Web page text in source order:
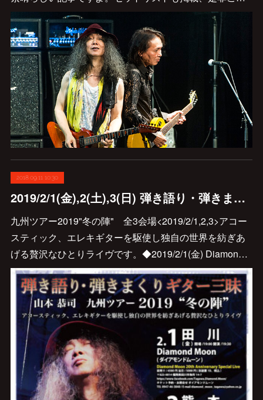
2018.09.11 10:30
2019/2/1(金),2(土),3(日) 弾き語り・弾きまくり九州ツアー2019冬の陣が決まりました♪
九州ツアー2019"冬の陣" 全3会場<2019/2/1,2,3>アコー
スティック、エレキギターを駆使し独自の世界を紡ぎあ
げる贅沢なひとりライヴです。◆2019/2/1(金) Diamon…